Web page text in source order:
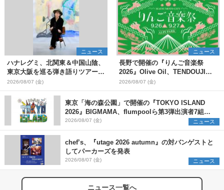
ニュース
ハナレグミ、北関東＆中国山陰、
東京大阪を巡る弾き語りツアー10
月より開催決定
2026/08/07 (金)
ニュース
長野で開催の『りんご音楽祭
2026』Olive Oil、TENDOUJIら
第11弾出演アーティスト（16組）
を発表
2026/08/07 (金)
東京「海の森公園」で開催の『TOKYO ISLAND
2026』BIGMAMA、flumpoolら第3弾出演者7組を
発表 ワークショップ・アート出展者を募集
2026/08/07 (金) ニュース
chef’s、『utage 2026 autumn』の対バンゲストと
してパーカーズを発表
2026/08/07 (金) ニュース
ニュース一覧へ